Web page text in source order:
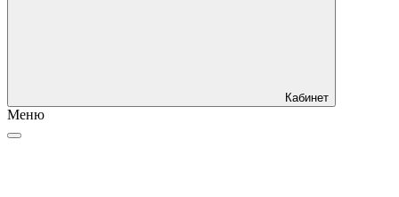
Кабинет
Меню